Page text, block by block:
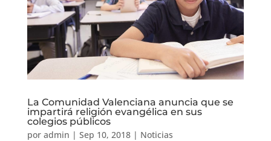
La Comunidad Valenciana anuncia que se
impartirá religión evangélica en sus
colegios públicos
por admin | Sep 10, 2018| Noticias